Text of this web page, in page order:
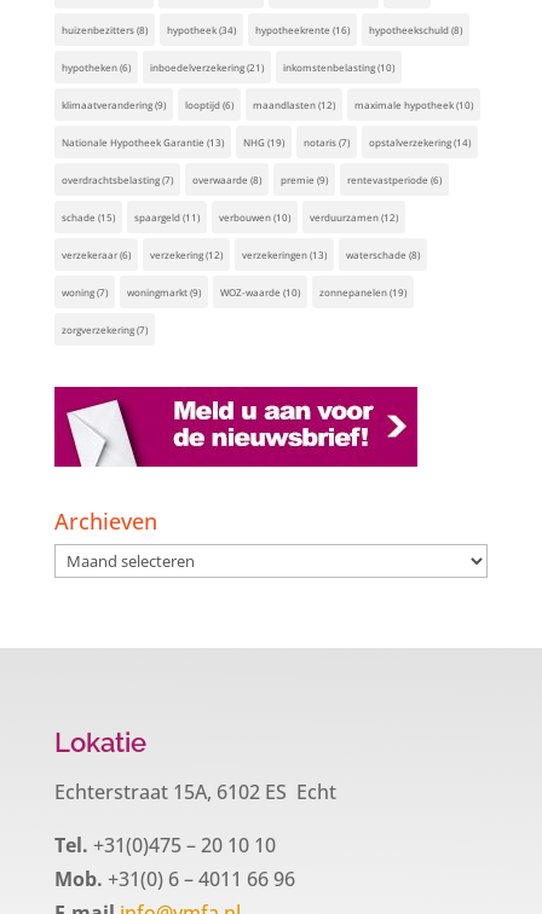
huizenbezitters(8) hypotheek(34) hypotheekrente (16) hypotheekschuld(8)
hypotheken(6) inboedelverzekering(21) inkomstenbelasting(10)
klimaatverandering(9) looptijd(6) maandlasten(12) maximale hypotheek(10)
Nationale Hypotheek Garantie (13) NHG(19) notaris(7) opstalverzekering(14)
overdrachtsbelasting(7) overwaarde (8) premie (9) rentevastperiode (6)
schade (15) spaargeld(11) verbouwen(10) verduurzamen(12)
verzekeraar(6) verzekering(12) verzekeringen(13) waterschade (8)
woning(7) woningmarkt(9) WOZ-waarde (10) zonnepanelen(19)
zorgverzekering(7)
Archieven
Archieven
Lokatie
Echterstraat 15A, 6102 ES Echt
Tel. +31(0)475 – 20 10 10
Mob. +31(0) 6 – 4011 66 96